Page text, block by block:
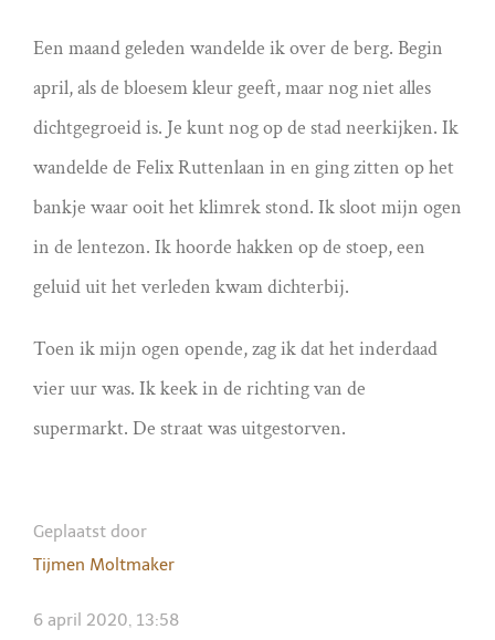
Een maand geleden wandelde ik over de berg. Begin
april, als de bloesem kleur geeft, maar nog niet alles
dichtgegroeid is. Je kunt nog op de stad neerkijken. Ik
wandelde de Felix Ruttenlaan in en ging zitten op het
bankje waar ooit het klimrek stond. Ik sloot mijn ogen
in de lentezon. Ik hoorde hakken op de stoep, een
geluid uit het verleden kwam dichterbij.
Toen ik mijn ogen opende, zag ik dat het inderdaad
vier uur was. Ik keek in de richting van de
supermarkt. De straat was uitgestorven.
Geplaatst door
Tijmen Moltmaker
6 april 2020, 13:58